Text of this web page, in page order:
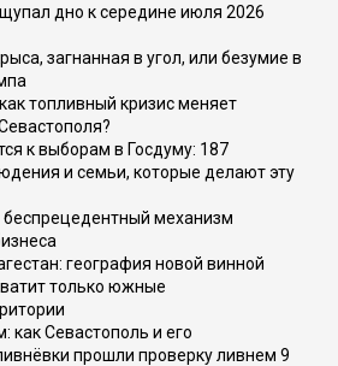
дно к середине июля 2026
загнанная в угол, или безумие в
топливный кризис меняет
к выборам в Госдуму: 187
и семьи, которые делают эту
беспрецедентный механизм
география новой винной
только южные
как Севастополь и его
прошли проверку ливнем 9